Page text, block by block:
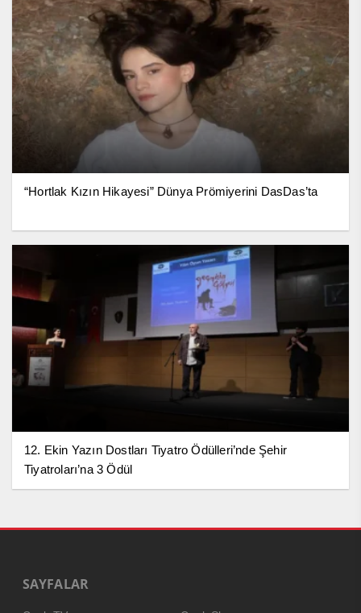
“Hortlak Kızın Hikayesi” Dünya Prömiyerini DasDas’ta
12. Ekin Yazın Dostları Tiyatro Ödülleri’nde Şehir
Tiyatroları’na 3 Ödül
SAYFALAR